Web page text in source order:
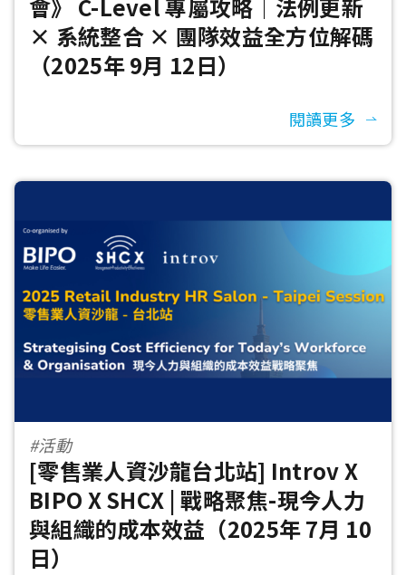
會》 C-Level 專屬攻略｜法例更新
× 系統整合 × 團隊效益全方位解碼
（2025年 9月 12日）
閱讀更多
#活動
[零售業人資沙龍台北站] Introv X
BIPO X SHCX | 戰略聚焦-現今人力
與組織的成本效益（2025年 7月 10
日）